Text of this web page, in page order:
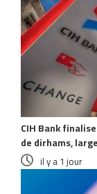
CIH Bank
de dirhams,
il y a 1 jour